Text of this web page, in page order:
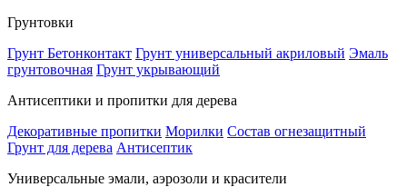
Грунтовки
Грунт Бетонконтакт Грунт универсальный акриловый Эмаль
грунтовочная Грунт укрывающий
Антисептики и пропитки для дерева
Декоративные пропитки Морилки Состав огнезащитный
Грунт для дерева Антисептик
Универсальные эмали, аэрозоли и красители